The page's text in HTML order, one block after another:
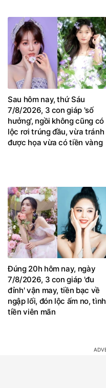
Sau hôm nay, thứ Sáu
7/8/2026, 3 con giáp 'số
hưởng', ngồi không cũng có
lộc rơi trúng đầu, vừa tránh
được họa vừa có tiền vàng
Đúng 20h hôm nay, ngày
7/8/2026, 3 con giáp 'đu
đỉnh' vận may, tiền bạc về
ngập lối, đón lộc ấm no, tình
tiền viên mãn